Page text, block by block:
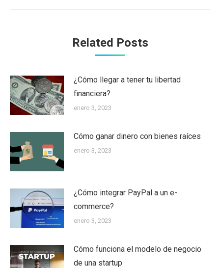
Related Posts
¿Cómo llegar a tener tu libertad
financiera?
enero 3, 2023
Cómo ganar dinero con bienes raíces
enero 3, 2023
¿Cómo integrar PayPal a un e-
commerce?
enero 3, 2023
Cómo funciona el modelo de negocio
de una startup